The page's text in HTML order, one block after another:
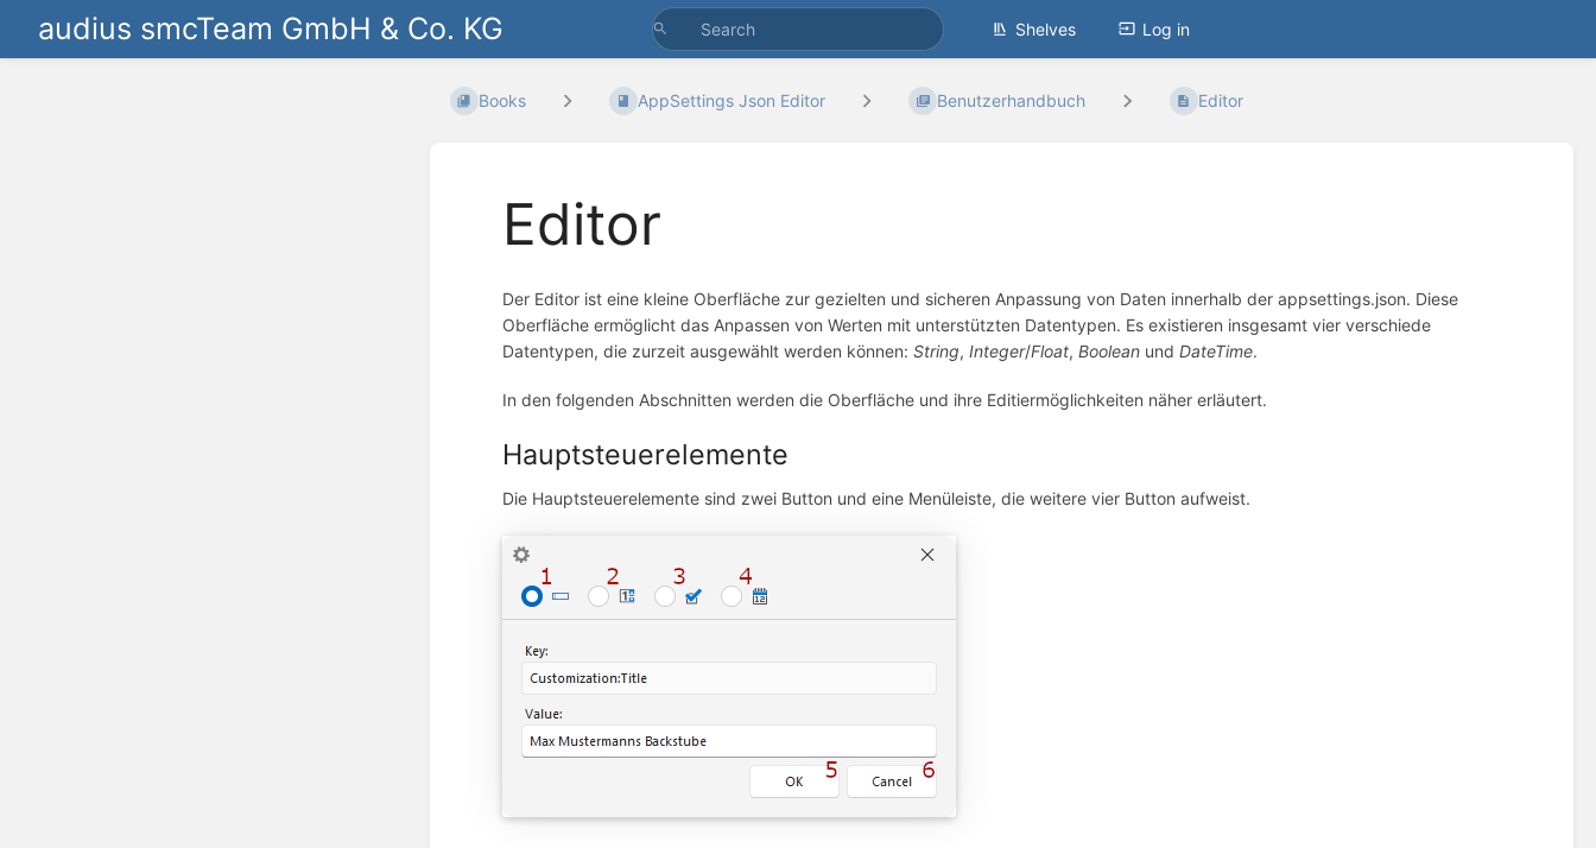
audius smcTeam GmbH & Co. KG Shelves Log in
Books AppSettings Json Editor Benutzerhandbuch Editor
Editor
Der Editor ist eine kleine Oberfläche zur gezielten und sicheren Anpassung von Daten innerhalb der appsettings.json. Diese
Oberfläche ermöglicht das Anpassen von Werten mit unterstützten Datentypen. Es existieren insgesamt vier verschiede
Datentypen, die zurzeit ausgewählt werden können:String,Integer/Float,Boolean undDateTime.
In den folgenden Abschnitten werden die Oberfläche und ihre Editiermöglichkeiten näher erläutert.
Hauptsteuerelemente
Die Hauptsteuerelemente sind zwei Button und eine Menüleiste, die weitere vier Button aufweist.